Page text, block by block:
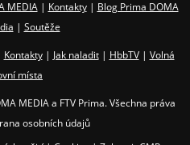
MEDIA| Kontakty| Blog Prima DOMA
| Soutěže
Kontakty| Jak naladit| HbbTV| Volná
místa
MEDIA a FTV Prima. Všechna práva
osobních údajů